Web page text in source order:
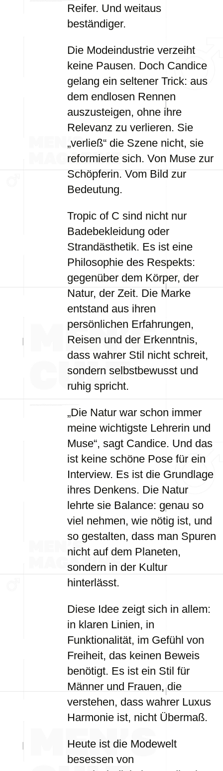
Reifer. Und weitaus
beständiger.
Die Modeindustrie verzeiht
keine Pausen. Doch Candice
gelang ein seltener Trick: aus
dem endlosen Rennen
auszusteigen, ohne ihre
Relevanz zu verlieren. Sie
„verließ“ die Szene nicht, sie
reformierte sich. Von Muse zur
Schöpferin. Vom Bild zur
Bedeutung.
Tropic of C sind nicht nur
Badebekleidung oder
Strandästhetik. Es ist eine
Philosophie des Respekts:
gegenüber dem Körper, der
Natur, der Zeit. Die Marke
entstand aus ihren
persönlichen Erfahrungen,
Reisen und der Erkenntnis,
dass wahrer Stil nicht schreit,
sondern selbstbewusst und
ruhig spricht.
„Die Natur war schon immer
meine wichtigste Lehrerin und
Muse“, sagt Candice. Und das
ist keine schöne Pose für ein
Interview. Es ist die Grundlage
ihres Denkens. Die Natur
lehrte sie Balance: genau so
viel nehmen, wie nötig ist, und
so gestalten, dass man Spuren
nicht auf dem Planeten,
sondern in der Kultur
hinterlässt.
Diese Idee zeigt sich in allem:
in klaren Linien, in
Funktionalität, im Gefühl von
Freiheit, das keinen Beweis
benötigt. Es ist ein Stil für
Männer und Frauen, die
verstehen, dass wahrer Luxus
Harmonie ist, nicht Übermaß.
Heute ist die Modewelt
besessen von